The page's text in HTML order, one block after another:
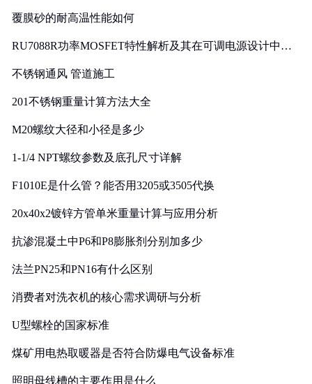
覆膜砂的耐高温性能如何
RU7088R功率MOSFET特性解析及其在可调电源设计中的
不锈钢通风 管道施工
201不锈钢重量计算方法大全
M20螺纹大径和小径是多少
1-1/4 NPT螺纹参数及底孔尺寸详解
F1010E是什么管？能否用3205或3505代换
20x40x2镀锌方管单米重量计算与应用分析
抗渗混凝土中P6和P8膨胀剂分别加多少
法兰PN25和PN16有什么区别
消费者对洗衣机的核心需求调研与分析
U型螺栓的国家标准
煤矿用电热取暖器是否符合防爆电气设备标准
照明母线槽的主要作用是什么